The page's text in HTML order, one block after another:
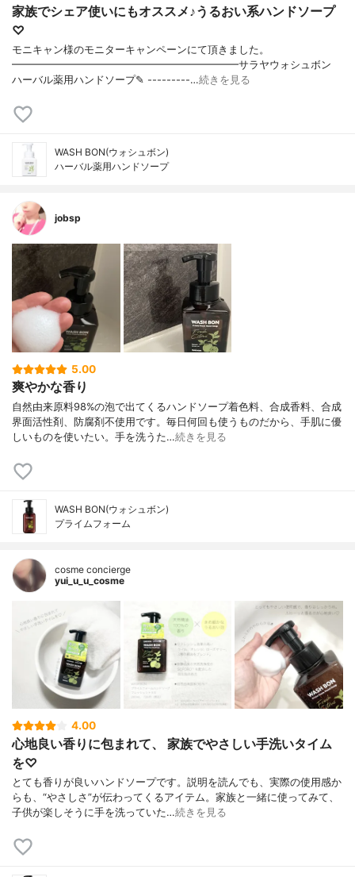
家族でシェア使いにもオススメ♪うるおい系ハンドソープ
♡
モニキャン様のモニターキャンペーンにて頂きました。
━━━━━━━━━━━━━━━━━━━━━━サラヤウォシュボン
ハーバル薬用ハンドソープ✎ ---------…続きを見る
WASH BON(ウォシュボン)
ハーバル薬用ハンドソープ
jobsp
5.00
爽やかな香り
自然由来原料98%の泡で出てくるハンドソープ着色料、合成香料、合成
界面活性剤、防腐剤不使用です。毎日何回も使うものだから、手肌に優
しいものを使いたい。手を洗うた…続きを見る
WASH BON(ウォシュボン)
プライムフォーム
cosme concierge
yui_u_u_cosme
4.00
心地良い香りに包まれて、 家族でやさしい手洗いタイム
を♡
とても香りが良いハンドソープです。説明を読んでも、実際の使用感か
らも、“やさしさ”が伝わってくるアイテム。家族と一緒に使ってみて、
子供が楽しそうに手を洗っていた…続きを見る